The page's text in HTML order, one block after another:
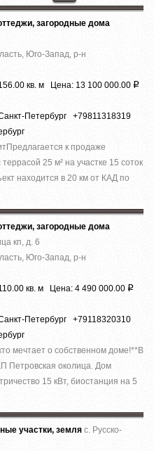
загородные дома
Юго-Запад, р-н
кв. м Цена: 13 100 000.00 Р
Петербург +79811318319
к продаже
25 м² на участке 15 соток
находится в 20 км от КАД по
загородные дома
кп, д. 6
Юго-Запад, р-н
кв. м Цена: 4 490 000.00 Р
Петербург +79118320310
мечтает о собственном доме!**В
Петровская околица. Дом
15 кВт, биостанция на 5
участки, земля с. Русско-